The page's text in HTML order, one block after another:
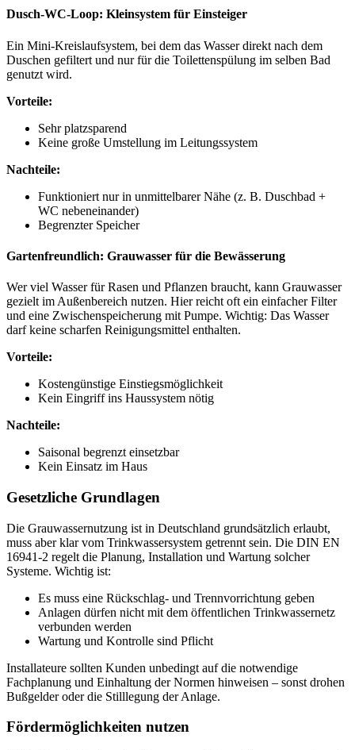
Dusch-WC-Loop: Kleinsystem für Einsteiger
Ein Mini-Kreislaufsystem, bei dem das Wasser direkt nach dem
Duschen gefiltert und nur für die Toilettenspülung im selben Bad
genutzt wird.
Vorteile:
Sehr platzsparend
Keine große Umstellung im Leitungssystem
Nachteile:
Funktioniert nur in unmittelbarer Nähe (z. B. Duschbad +
WC nebeneinander)
Begrenzter Speicher
Gartenfreundlich: Grauwasser für die Bewässerung
Wer viel Wasser für Rasen und Pflanzen braucht, kann Grauwasser
gezielt im Außenbereich nutzen. Hier reicht oft ein einfacher Filter
und eine Zwischenspeicherung mit Pumpe. Wichtig: Das Wasser
darf keine scharfen Reinigungsmittel enthalten.
Vorteile:
Kostengünstige Einstiegsmöglichkeit
Kein Eingriff ins Haussystem nötig
Nachteile:
Saisonal begrenzt einsetzbar
Kein Einsatz im Haus
Gesetzliche Grundlagen
Die Grauwassernutzung ist in Deutschland grundsätzlich erlaubt,
muss aber klar vom Trinkwassersystem getrennt sein. Die DIN EN
16941-2 regelt die Planung, Installation und Wartung solcher
Systeme. Wichtig ist:
Es muss eine Rückschlag- und Trennvorrichtung geben
Anlagen dürfen nicht mit dem öffentlichen Trinkwassernetz
verbunden werden
Wartung und Kontrolle sind Pflicht
Installateure sollten Kunden unbedingt auf die notwendige
Fachplanung und Einhaltung der Normen hinweisen – sonst drohen
Bußgelder oder die Stilllegung der Anlage.
Fördermöglichkeiten nutzen